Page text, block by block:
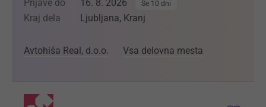
Prijave do 16. 8. 2026 Še 10 dni
Kraj dela Ljubljana, Kranj
Avtohiša Real, d.o.o. Vsa delovna mesta